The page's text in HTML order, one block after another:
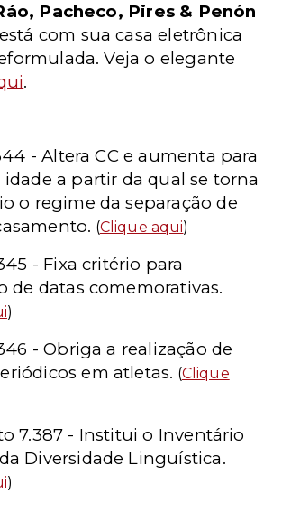
Pacheco, Pires & Penón
está com sua casa eletrônica
Veja o elegante
.
- Altera CC e aumenta para
idade a partir da qual se torna
o regime da separação de
(Clique aqui)
- Fixa critério para
de datas comemorativas.
)
- Obriga a realização de
em atletas. (Clique
7.387 - Institui o Inventário
Diversidade Linguística.
)